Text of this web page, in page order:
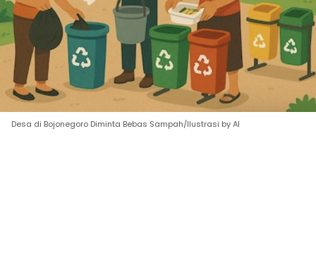
Desa di Bojonegoro Diminta Bebas Sampah/Ilustrasi by AI